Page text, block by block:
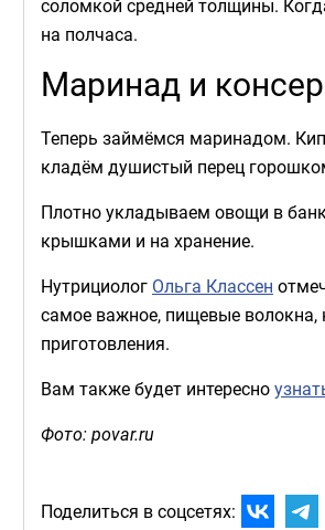
соломкой средней толщины.
на полчаса.
Маринад и
Теперь займёмся маринадом.
кладём душистый перец
Плотно укладываем овощи в
крышками и на хранение.
Нутрициолог Ольга Классен
самое важное, пищевые
приготовления.
Вам также будет интересно
Фото: povar.ru
Поделиться в соцсетях: